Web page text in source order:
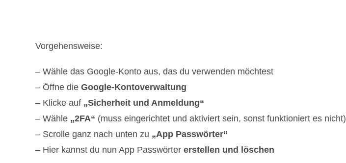
Vorgehensweise:
– Wähle das Google-Konto aus, das du verwenden möchtest
– Öffne die Google-Kontoverwaltung
– Klicke auf „Sicherheit und Anmeldung“
– Wähle „2FA“ (muss eingerichtet und aktiviert sein, sonst funktioniert es nicht)
– Scrolle ganz nach unten zu „App Passwörter“
– Hier kannst du nun App Passwörter erstellen und löschen